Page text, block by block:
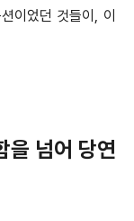
이었던 것들이, 이
넘어 당연